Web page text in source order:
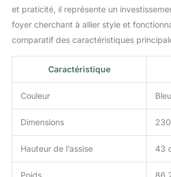
et praticité, il représente un
foyer cherchant à allier style et
comparatif des caractéristiques
Caractéristique
Couleur
Dimensions
Hauteur de l’assise 43
Poids